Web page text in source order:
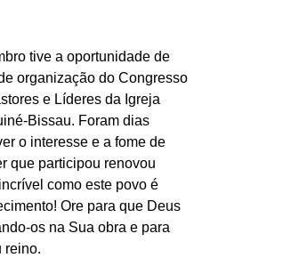
tive a oportunidade de
organização do Congresso
e Líderes da Igreja
Bissau. Foram dias
o interesse e a fome de
que participou renovou
como este povo é
Ore para que Deus
os na Sua obra e para
reino.